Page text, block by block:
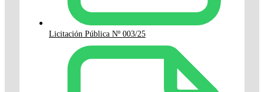
Licitación Pública Nº 003/25